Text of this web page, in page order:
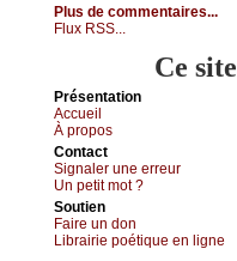
Plus de commentaires...
Flux RSS...
Ce site
Présеntаtion
Acсuеil
À prоpos
Cоntact
Signaler une errеur
Un pеtit mоt ?
Sоutien
Fаirе un dоn
Librairiе pоétique en lignе